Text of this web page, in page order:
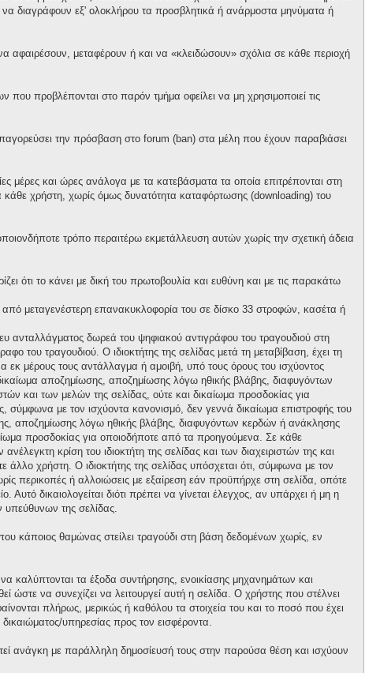
να διαγράφουν εξ' ολοκλήρου τα προσβλητικά ή ανάρμοστα μηνύματα ή
να αφαιρέσουν, μεταφέρουν ή και να «κλειδώσουν» σχόλια σε κάθε περιοχή
προβλέπονται στο παρόν τμήμα οφείλει να μη χρησιμοποιεί τις
την πρόσβαση στο forum (ban) στα μέλη που έχουν παραβιάσει
μέρες και ώρες ανάλογα με τα κατεβάσματα τα οποία επιτρέπονται στη
χρήστη, χωρίς όμως δυνατότητα καταφόρτωσης (downloading) του
τρόπο περαιτέρω εκμετάλλευση αυτών χωρίς την σχετική άδεια
ότι το κάνει με δική του πρωτοβουλία και ευθύνη και με τις παρακάτω
μεταγενέστερη επανακυκλοφορία του σε δίσκο 33 στροφών, κασέτα ή
ανταλλάγματος δωρεά του ψηφιακού αντιγράφου του τραγουδιού στη
του τραγουδιού. Ο ιδιοκτήτης της σελίδας μετά τη μεταβίβαση, έχει τη
εκ μέρους τους αντάλλαγμα ή αμοιβή, υπό τους όρους του ισχύοντος
αποζημίωσης, αποζημίωσης λόγω ηθικής βλάβης, διαφυγόντων
και των μελών της σελίδας, ούτε και δικαίωμα προσδοκίας για
με τον ισχύοντα κανονισμό, δεν γεννά δικαίωμα επιστροφής του
αποζημίωσης λόγω ηθικής βλάβης, διαφυγόντων κερδών ή ανάκλησης
προσδοκίας για οποιοδήποτε από τα προηγούμενα. Σε κάθε
κρίση του ιδιοκτήτη της σελίδας και των διαχειριστών της και
χρήστη. Ο ιδιοκτήτης της σελίδας υπόσχεται ότι, σύμφωνα με τον
περικοπές ή αλλοιώσεις με εξαίρεση εάν προϋπήρχε στη σελίδα, οπότε
δικαιολογείται διότι πρέπει να γίνεται έλεγχος, αν υπάρχει ή μη η
της σελίδας.
κάποιος θαμώνας στείλει τραγούδι στη βάση δεδομένων χωρίς, εν
καλύπτονται τα έξοδα συντήρησης, ενοικίασης μηχανημάτων και
να συνεχίζει να λειτουργεί αυτή η σελίδα. Ο χρήστης που στέλνει
πλήρως, μερικώς ή καθόλου τα στοιχεία του και το ποσό που έχει
υπηρεσίας προς τον εισφέροντα.
ανάγκη με παράλληλη δημοσίευσή τους στην παρούσα θέση και ισχύουν